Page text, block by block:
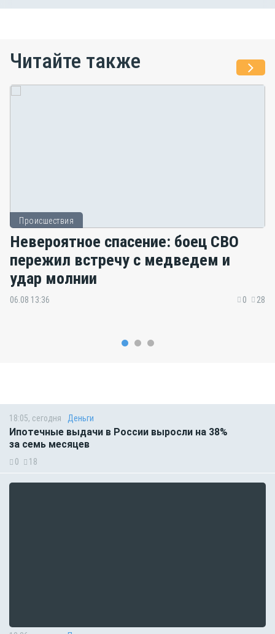
Читайте также
Происшествия
Невероятное спасение: боец СВО
пережил встречу с медведем и
удар молнии
06.08 13:36 0 28
18:05, сегодня Деньги
Ипотечные выдачи в России выросли на 38%
за семь месяцев
0 18